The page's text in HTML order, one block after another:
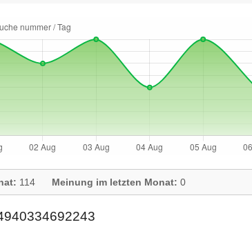
114 Meinung im letzten Monat: 0